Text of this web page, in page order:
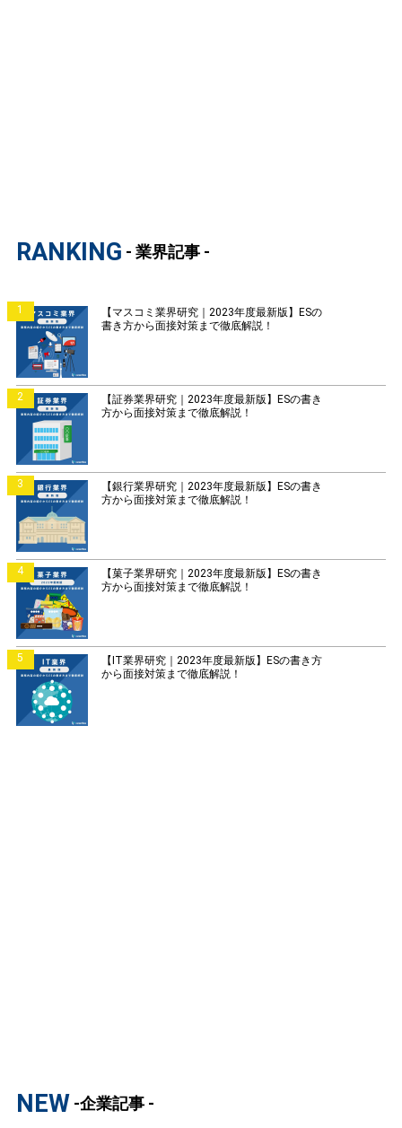
RANKING - 業界記事 -
1
【マスコミ業界研究｜2023年度最新版】ESの
書き方から面接対策まで徹底解説！
2
【証券業界研究｜2023年度最新版】ESの書き
方から面接対策まで徹底解説！
3
【銀行業界研究｜2023年度最新版】ESの書き
方から面接対策まで徹底解説！
4
【菓子業界研究｜2023年度最新版】ESの書き
方から面接対策まで徹底解説！
5
【IT業界研究｜2023年度最新版】ESの書き方
から面接対策まで徹底解説！
NEW -企業記事 -